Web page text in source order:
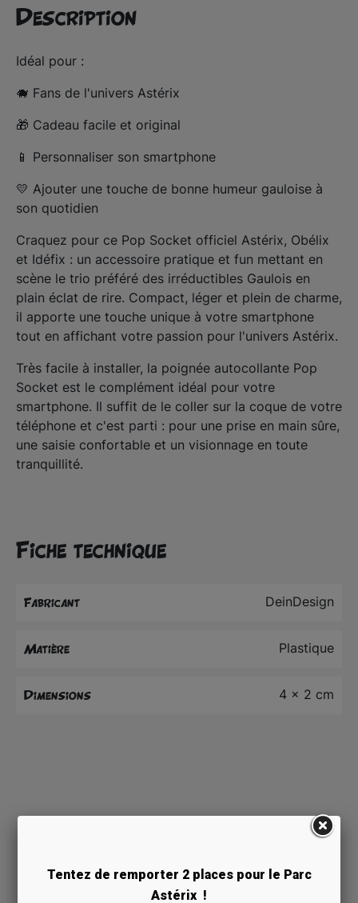
Description
Idéal pour :
🐗 Fans de l'univers Astérix
🎁 Cadeau facile et original
📱 Personnaliser son smartphone
💛 Ajouter une touche de bonne humeur gauloise à
son quotidien
Craquez pour ce Pop Socket officiel Astérix, Obélix
et Idéfix : un accessoire pratique et fun mettant en
scène le trio préféré des irréductibles Gaulois en
plain éclat de rire. Compact, léger et plein de charme,
il apporte une touche unique à votre smartphone
tout en affichant votre passion pour l'univers Astérix.
Très facile à installer, la poignée autocollante Pop
Socket est le complément idéal pour votre
smartphone. Il suffit de le coller sur la coque de votre
téléphone et c'est parti : pour une prise en main sûre,
une saisie confortable et un visionnage en toute
tranquillité.
Fiche technique
Fabricant DeinDesign
Matière Plastique
Dimensions 4 x 2 cm
Tentez de remporter 2 places pour le Parc
Astérix !